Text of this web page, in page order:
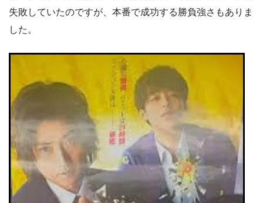
失敗していたのですが、本番で成功する勝負強さもありま
した。